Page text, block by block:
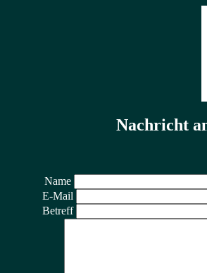
Nachricht
Name
E-Mail
Betreff